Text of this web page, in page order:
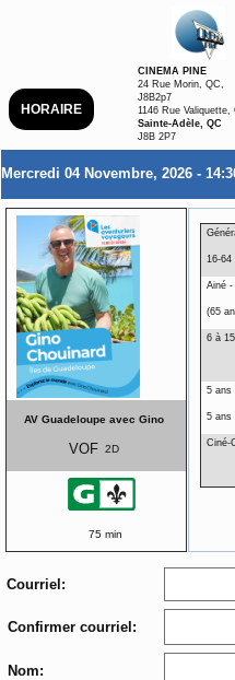
HORAIRE
CINEMA PINE
24 Rue Morin, QC,
J8B2p7
1146 Rue Valiquette,
Sainte-Adèle, QC
J8B 2P7
Mercredi 04 Novembre, 2026 -
AV Guadeloupe avec Gino
VOF 2D
75 min
16-64
Ainé
(65
6 à
5 ans
5 ans
Ciné-
Courriel:
Confirmer courriel:
Nom: